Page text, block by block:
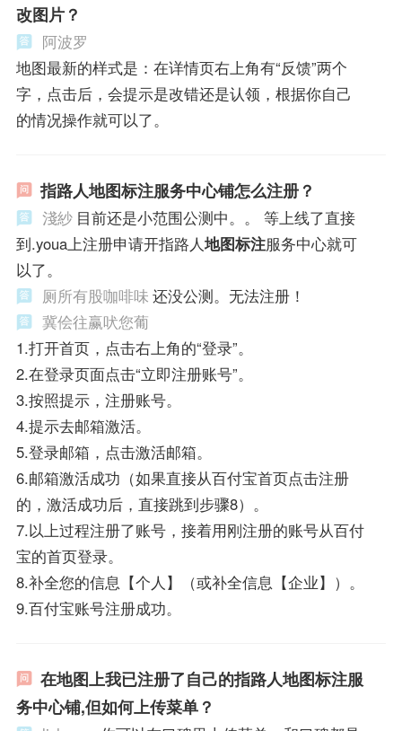
改图片？
阿波罗
地图最新的样式是：在详情页右上角有“反馈”两个
字，点击后，会提示是改错还是认领，根据你自己
的情况操作就可以了。
指路人地图标注服务中心铺怎么注册？
淺紗 目前还是小范围公测中。。 等上线了直接
到.youa上注册申请开指路人地图标注服务中心就可
以了。
厕所有股咖啡味 还没公测。无法注册！
冀侩往赢吠您葡
1.打开首页，点击右上角的“登录”。
2.在登录页面点击“立即注册账号”。
3.按照提示，注册账号。
4.提示去邮箱激活。
5.登录邮箱，点击激活邮箱。
6.邮箱激活成功（如果直接从百付宝首页点击注册
的，激活成功后，直接跳到步骤8）。
7.以上过程注册了账号，接着用刚注册的账号从百付
宝的首页登录。
8.补全您的信息【个人】（或补全信息【企业】）。
9.百付宝账号注册成功。
在地图上我已注册了自己的指路人地图标注服
务中心铺,但如何上传菜单？